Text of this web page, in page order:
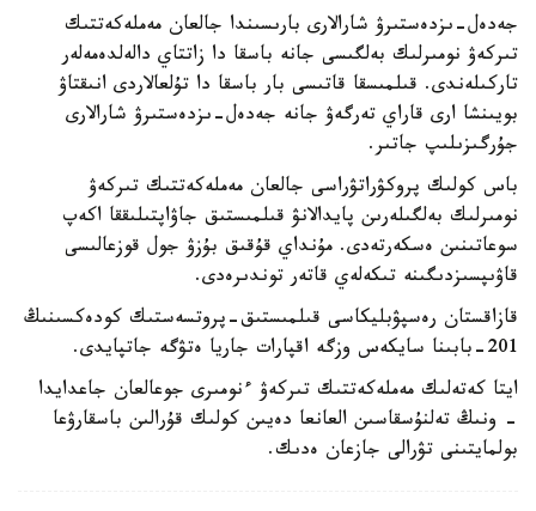
جەدەل-ىزدەستىرۋ شارالارى بارىسىندا جالعان مەملەكەتتىك
تىركەۋ نومىرلىك بەلگىسى جانە باسقا دا زاتتاي دالەلدەمەلەر
تاركىلەندى. قىلمىسقا قاتىسى بار باسقا دا تۇلعالاردى انىقتاۋ
بويىنشا ارى قاراي تەرگەۋ جانە جەدەل-ىزدەستىرۋ شارالارى
جۇرگىزىلىپ جاتىر.
باس كولىك پروكۋراتۋراسى جالعان مەملەكەتتىك تىركەۋ
نومىرلىك بەلگىلەرىن پايدالانۋ قىلمىستىق جاۋاپتىلىققا اكەپ
سوعاتىنىن ەسكەرتەدى. مۇنداي قۇقىق بۇزۋ جول قوزعالىسى
قاۋىپسىزدىگىنە تىكەلەي قاتەر توندىرەدى.
قازاقستان رەسپۋبليكاسى قىلمىستىق-پروتسەستىك كودەكسىنىڭ
201-بابىنا سايكەس وزگە اقپارات جاريا ەتۋگە جاتپايدى.
ايتا كەتەلىك مەملەكەتتىك تىركەۋ ءنومىرى جوعالعان جاعدايدا
- ونىڭ تەلنۇسقاسىن العانعا دەيىن كولىك قۇرالىن باسقارۋعا
بولمايتىنى تۋرالى جازعان ەدىك.